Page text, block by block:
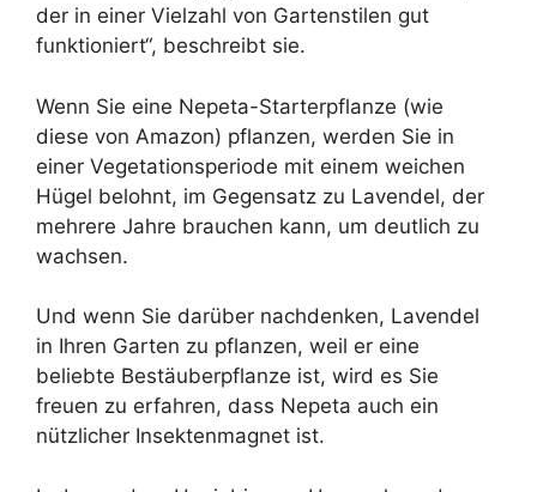
der in einer Vielzahl von Gartenstilen gut
funktioniert“, beschreibt sie.
Wenn Sie eine Nepeta-Starterpflanze (wie
diese von Amazon) pflanzen, werden Sie in
einer Vegetationsperiode mit einem weichen
Hügel belohnt, im Gegensatz zu Lavendel, der
mehrere Jahre brauchen kann, um deutlich zu
wachsen.
Und wenn Sie darüber nachdenken, Lavendel
in Ihren Garten zu pflanzen, weil er eine
beliebte Bestäuberpflanze ist, wird es Sie
freuen zu erfahren, dass Nepeta auch ein
nützlicher Insektenmagnet ist.